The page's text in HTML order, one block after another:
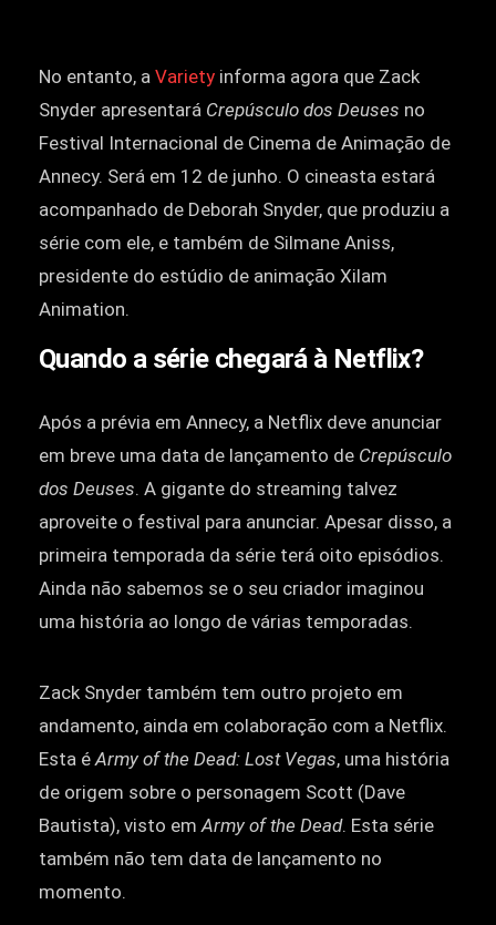
No entanto, a Variety informa agora que Zack
Snyder apresentará Crepúsculo dos Deuses no
Festival Internacional de Cinema de Animação de
Annecy. Será em 12 de junho. O cineasta estará
acompanhado de Deborah Snyder, que produziu a
série com ele, e também de Silmane Aniss,
presidente do estúdio de animação Xilam
Animation.
Quando a série chegará à Netflix?
Após a prévia em Annecy, a Netflix deve anunciar
em breve uma data de lançamento de Crepúsculo
dos Deuses. A gigante do streaming talvez
aproveite o festival para anunciar. Apesar disso, a
primeira temporada da série terá oito episódios.
Ainda não sabemos se o seu criador imaginou
uma história ao longo de várias temporadas.
Zack Snyder também tem outro projeto em
andamento, ainda em colaboração com a Netflix.
Esta é Army of the Dead: Lost Vegas, uma história
de origem sobre o personagem Scott (Dave
Bautista), visto em Army of the Dead. Esta série
também não tem data de lançamento no
momento.